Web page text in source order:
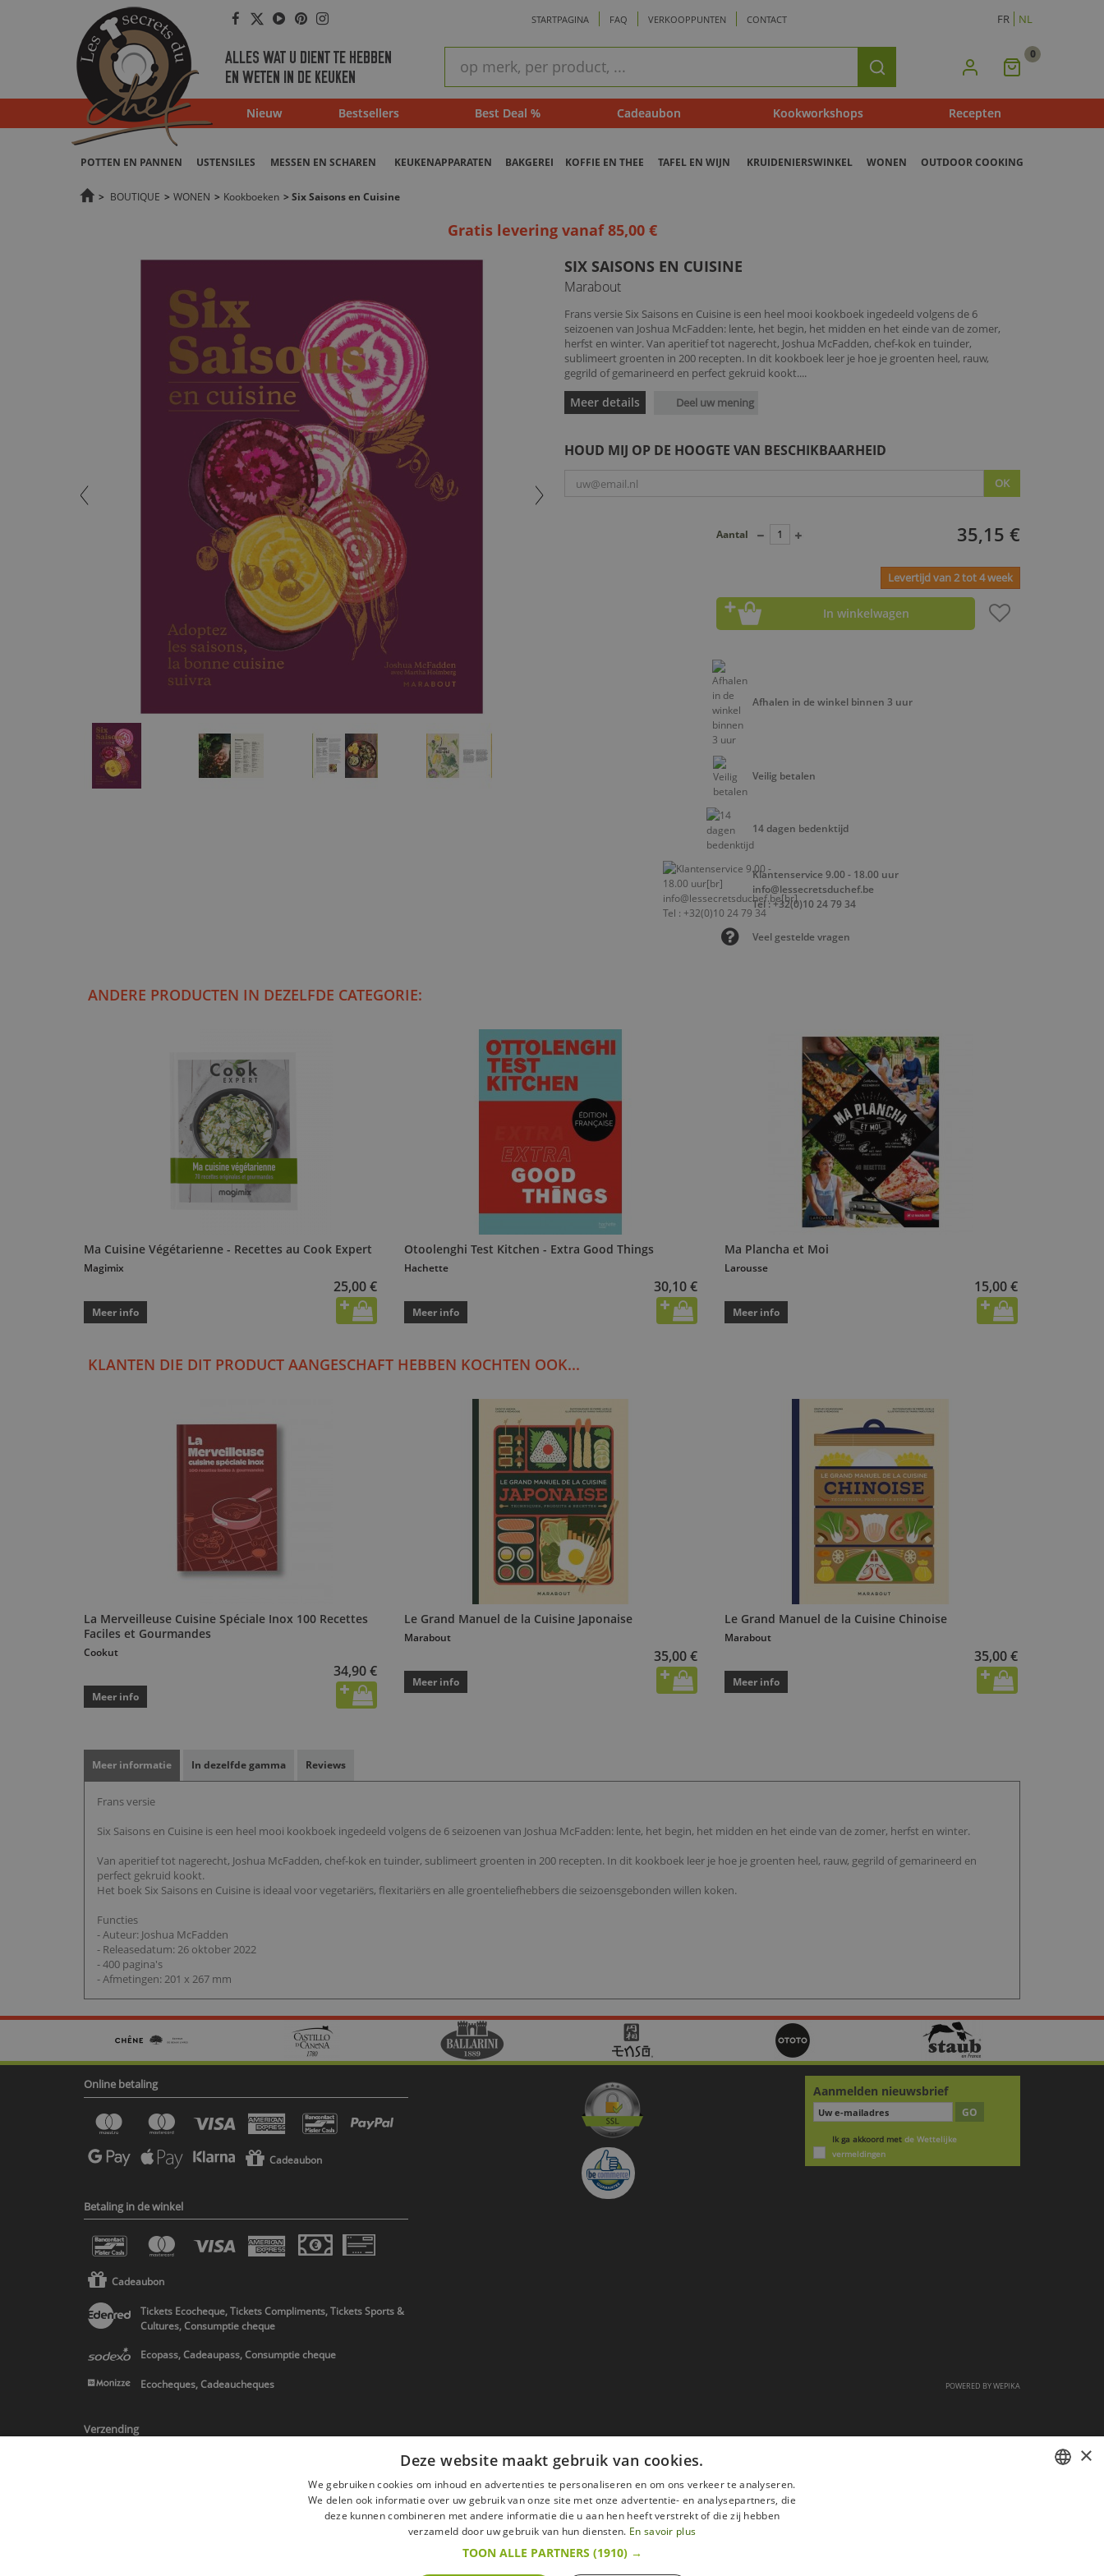
Facebook
Twitter
Youtube
Pinterest
Instagram STARTPAGINA FAQ VERKOOPPUNTEN CONTACT FR NL
ALLES WAT U DIENT TE HEBBEN
EN WETEN IN DE KEUKEN
zoeken
Zoeken Mijn
0
Nieuw Bestsellers Best Deal % Cadeaubon Kookworkshops Recepten
POTTEN EN PANNEN USTENSILES MESSEN EN SCHAREN KEUKENAPPARATEN BAKGEREI KOFFIE EN THEE TAFEL EN WIJN KRUIDENIERSWINKEL WONEN OUTDOOR COOKING
> BOUTIQUE > WONEN > Kookboeken > Six Saisons en Cuisine
Gratis levering vanaf 85,00 €
SIX SAISONS EN CUISINE
Marabout
Frans versie Six Saisons en Cuisine is een heel mooi kookboek ingedeeld volgens de 6
seizoenen van Joshua McFadden: lente, het begin, het midden en het einde van de zomer,
herfst en winter. Van aperitief tot nagerecht, Joshua McFadden, chef-kok en tuinder,
sublimeert groenten in 200 recepten. In dit kookboek leer je hoe je groenten heel, rauw,
gegrild of gemarineerd en perfect gekruid kookt....
Meer details Deel uw mening
HOUD MIJ OP DE HOOGTE VAN BESCHIKBAARHEID
OK
35,15 €
Aantal
Levertijd van 2 tot 4 week
In winkelwagen
Afhalen in de winkel binnen 3 uur
Veilig betalen
14 dagen bedenktijd
Klantenservice 9.00 - 18.00 uur
info@lessecretsduchef.be
Tel : +32(0)10 24 79 34
Veel gestelde vragen
ANDERE PRODUCTEN IN DEZELFDE CATEGORIE:
Ma Cuisine Végétarienne - Recettes au Cook Expert
Magimix
25,00 €
Meer info
Otoolenghi Test Kitchen - Extra Good Things
Hachette
30,10 €
Meer info
Ma Plancha et Moi
Larousse
15,00 €
Meer info
KLANTEN DIE DIT PRODUCT AANGESCHAFT HEBBEN KOCHTEN OOK...
La Merveilleuse Cuisine Spéciale Inox 100 Recettes
Faciles et Gourmandes
Cookut
34,90 €
Meer info
Le Grand Manuel de la Cuisine Japonaise
Marabout
35,00 €
Meer info
Le Grand Manuel de la Cuisine Chinoise
Marabout
35,00 €
Meer info
Meer informatie In dezelfde gamma Reviews
Frans versie
Six Saisons en Cuisine is een heel mooi kookboek ingedeeld volgens de 6 seizoenen van Joshua McFadden: lente, het begin, het midden en het einde van de zomer, herfst en winter.
Van aperitief tot nagerecht, Joshua McFadden, chef-kok en tuinder, sublimeert groenten in 200 recepten. In dit kookboek leer je hoe je groenten heel, rauw, gegrild of gemarineerd en
perfect gekruid kookt.
Het boek Six Saisons en Cuisine is ideaal voor vegetariërs, flexitariërs en alle groenteliefhebbers die seizoensgebonden willen koken.
Functies
- Auteur: Joshua McFadden
- Releasedatum: 26 oktober 2022
- 400 pagina's
- Afmetingen: 201 x 267 mm
Online betaling
Cadeaubon
Betaling in de winkel
Cadeaubon
Tickets Ecocheque, Tickets Compliments, Tickets Sports &
Cultures, Consumptie cheque
Ecopass, Cadeaupass, Consumptie cheque
Ecocheques, Cadeaucheques
Verzending
Aanmelden nieuwsbrief
GO
Ik ga akkoord met de Wettelijke
vermeldingen
POWERED BYWEPIKA
×
Deze website maakt gebruik van cookies.
We gebruiken cookies om inhoud en advertenties te personaliseren en om ons verkeer te analyseren.
We delen ook informatie over uw gebruik van onze site met onze advertentie- en analysepartners, die
deze kunnen combineren met andere informatie die u aan hen heeft verstrekt of die zij hebben
verzameld door uw gebruik van hun diensten. En savoir plus
TOON ALLE PARTNERS (1910) →